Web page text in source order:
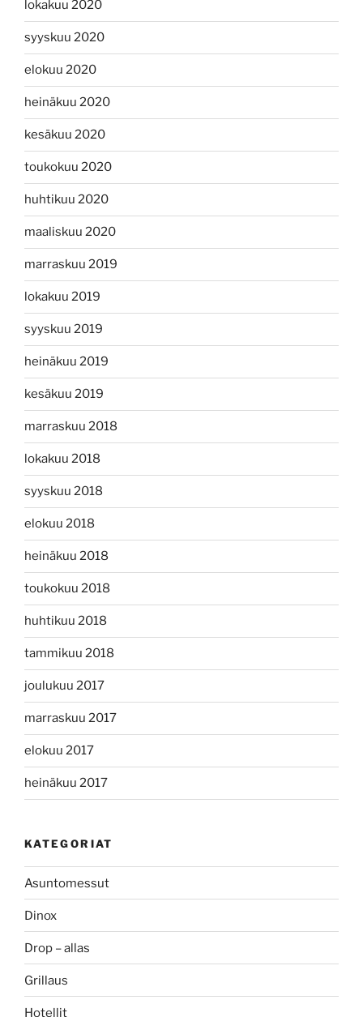
lokakuu 2020
syyskuu 2020
elokuu 2020
heinäkuu 2020
kesäkuu 2020
toukokuu 2020
huhtikuu 2020
maaliskuu 2020
marraskuu 2019
lokakuu 2019
syyskuu 2019
heinäkuu 2019
kesäkuu 2019
marraskuu 2018
lokakuu 2018
syyskuu 2018
elokuu 2018
heinäkuu 2018
toukokuu 2018
huhtikuu 2018
tammikuu 2018
joulukuu 2017
marraskuu 2017
elokuu 2017
heinäkuu 2017
KATEGORIAT
Asuntomessut
Dinox
Drop – allas
Grillaus
Hotellit